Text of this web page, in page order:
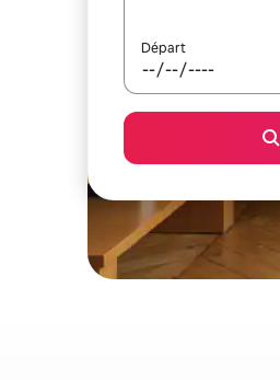
Départ